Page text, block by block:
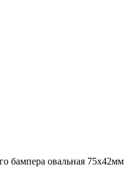
бампера овальная 75х42мм